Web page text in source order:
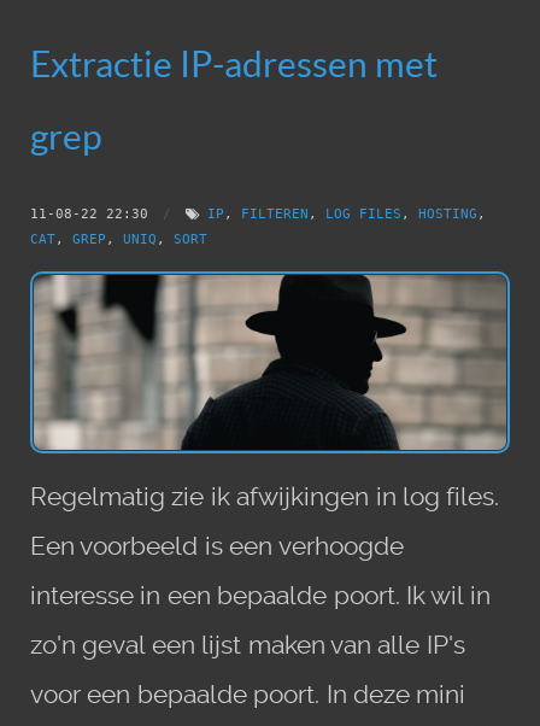
Extractie IP-adressen met
grep
11-08-22 22:30 / IP , FILTEREN , LOG FILES , HOSTING ,
CAT, GREP , UNIQ , SORT
Regelmatig zie ik afwijkingen in log files.
Een voorbeeld is een verhoogde
interesse in een bepaalde poort. Ik wil in
zo'n geval een lijst maken van alle IP's
voor een bepaalde poort. In deze mini